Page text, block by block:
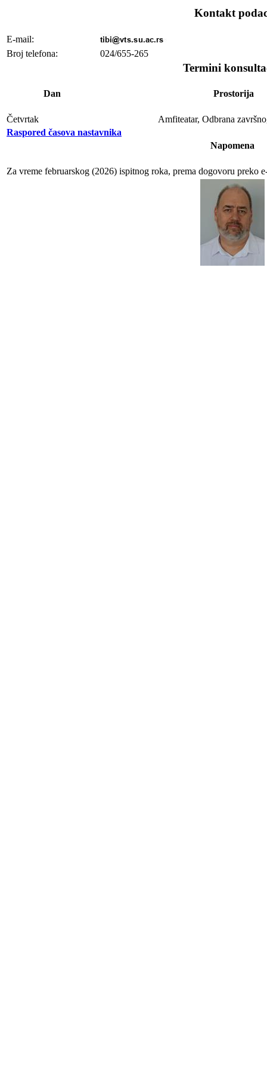
Kontakt
E-mail:
Broj telefona:
024/655-265
Termini
Dan Prostorija
Četvrtak
Amfiteatar, Odbrana
Raspored časova nastavnika
Napomena
Za vreme februarskog (2026) ispitnog roka, prema dogovoru preko